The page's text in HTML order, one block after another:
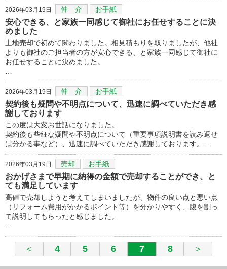
2026年03月19日 仲 介 お手紙
安心できる、と家族一同感じて御社にお任せすることに決
めました
土地売却で初めて関わりました。相見積もりを取りましたが、他社
よりも御社のご担当者の方が安心できる、と家族一同感じて御社に
お任せすることに決めました。
2026年03月19日 仲 介 お手紙
契約後も疑問や不明点について、迅速に調べていただき感
謝しております
この度は大変お世話になりました。
契約後も些細な疑問や不明点について（重要事項説明書を読み返せ
ば分かる事など）、迅速に調べていただき感謝しております。…
2026年03月19日 売却 お手紙
おかげさまで早期に納得の金額で売却することができ、と
ても満足しています
高値で売却しようと考えてしまいましたが、物件の良い点と悪い点
（リフォーム費用がかかるポイント等）を分かりやすく、腹を割っ
て説明してもらったと感じました。
＜ 4 5 6 7 8 ＞